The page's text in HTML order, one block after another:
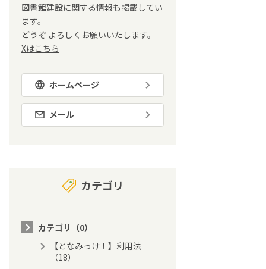
図書館建設に関する情報も掲載してい
ます。
どうぞ よろしくお願いいたします。
Xはこちら
ホームページ
メール
カテゴリ
カテゴリ（0）
【となみっけ！】利用法
（18）